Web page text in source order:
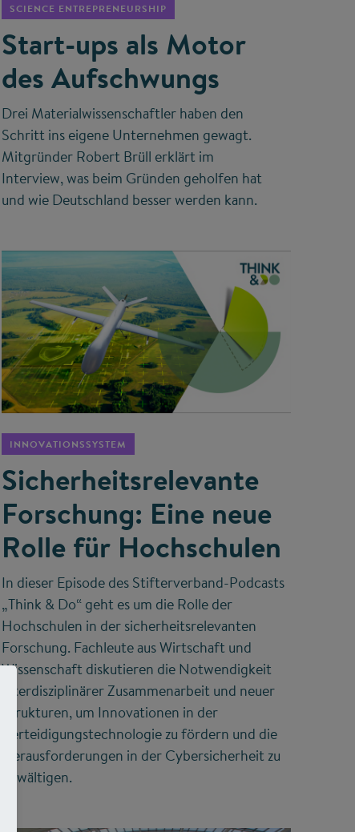
SCIENCE ENTREPRENEURSHIP
Start-ups als Motor
des Aufschwungs
Drei Materialwissenschaftler haben den
Schritt ins eigene Unternehmen gewagt.
Mitgründer Robert Brüll erklärt im
Interview, was beim Gründen geholfen hat
und wie Deutschland besser werden kann.
INNOVATIONSSYSTEM
Sicherheitsrelevante
Forschung: Eine neue
Rolle für Hochschulen
In dieser Episode des Stifterverband-Podcasts
„Think & Do“ geht es um die Rolle der
Hochschulen in der sicherheitsrelevanten
Forschung. Fachleute aus Wirtschaft und
Wissenschaft diskutieren die Notwendigkeit
interdisziplinärer Zusammenarbeit und neuer
Strukturen, um Innovationen in der
Verteidigungstechnologie zu fördern und die
Herausforderungen in der Cybersicherheit zu
bewältigen.